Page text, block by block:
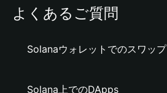
よくあるご質問
Solanaウォレットでのスワップ
Solana上でのDApps